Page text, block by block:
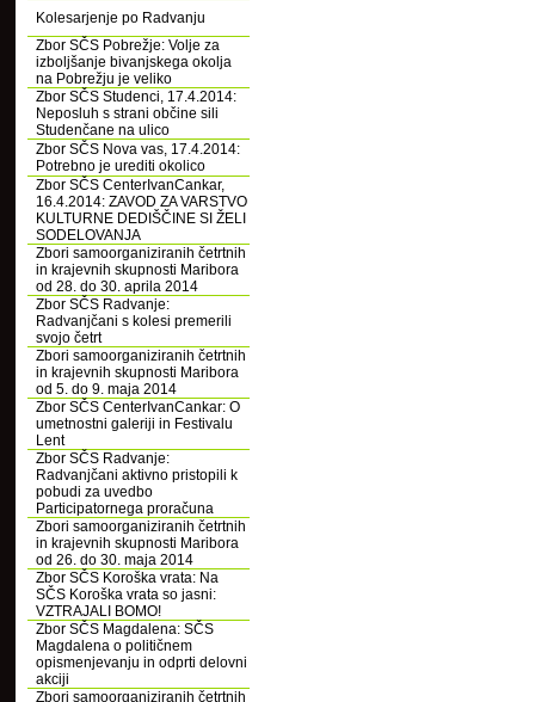
Kolesarjenje po Radvanju
Zbor SČS Pobrežje: Volje za
izboljšanje bivanjskega okolja
na Pobrežju je veliko
Zbor SČS Studenci, 17.4.2014:
Neposluh s strani občine sili
Studenčane na ulico
Zbor SČS Nova vas, 17.4.2014:
Potrebno je urediti okolico
Zbor SČS CenterIvanCankar,
16.4.2014: ZAVOD ZA VARSTVO
KULTURNE DEDIŠČINE SI ŽELI
SODELOVANJA
Zbori samoorganiziranih četrtnih
in krajevnih skupnosti Maribora
od 28. do 30. aprila 2014
Zbor SČS Radvanje:
Radvanjčani s kolesi premerili
svojo četrt
Zbori samoorganiziranih četrtnih
in krajevnih skupnosti Maribora
od 5. do 9. maja 2014
Zbor SČS CenterIvanCankar: O
umetnostni galeriji in Festivalu
Lent
Zbor SČS Radvanje:
Radvanjčani aktivno pristopili k
pobudi za uvedbo
Participatornega proračuna
Zbori samoorganiziranih četrtnih
in krajevnih skupnosti Maribora
od 26. do 30. maja 2014
Zbor SČS Koroška vrata: Na
SČS Koroška vrata so jasni:
VZTRAJALI BOMO!
Zbor SČS Magdalena: SČS
Magdalena o političnem
opismenjevanju in odprti delovni
akciji
Zbori samoorganiziranih četrtnih